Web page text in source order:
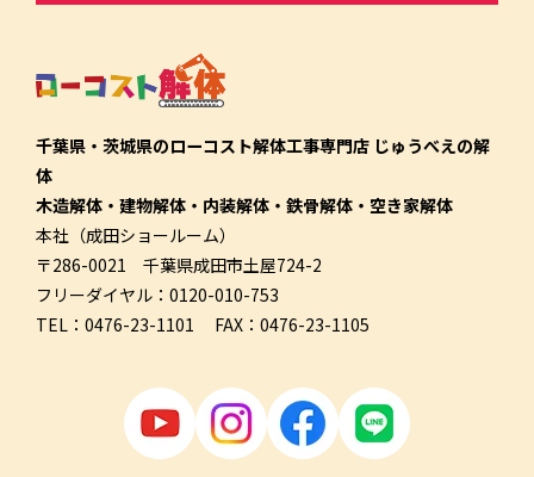
千葉県・茨城県のローコスト解体工事専門店 じゅうべえの解
体
木造解体・建物解体・内装解体・鉄骨解体・空き家解体
本社（成田ショールーム）
〒286-0021 千葉県成田市土屋724-2
フリーダイヤル：0120-010-753
TEL：0476-23-1101 FAX：0476-23-1105